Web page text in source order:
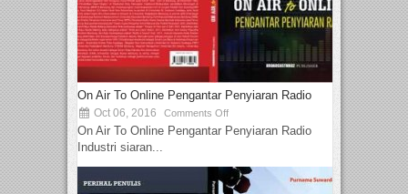
On Air To Online Pengantar Penyiaran Radio
Oct 06, 2016 Comments Off
On Air To Online Pengantar Penyiaran Radio
Industri siaran...